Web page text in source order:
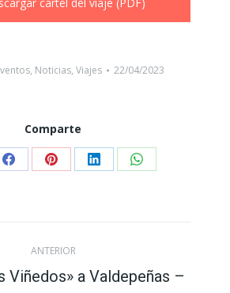
cartel del viaje (PDF)
, Noticias, Viajes 22/04/2023
Comparte
CompartirCompartirCompartirCompartir
ANTERIOR
Viñedos» a Valdepeñas –